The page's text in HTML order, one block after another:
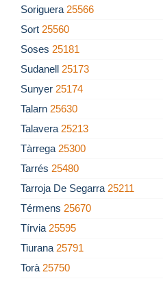
Soriguera 25566
Sort 25560
Soses 25181
Sudanell 25173
Sunyer 25174
Talarn 25630
Talavera 25213
Tàrrega 25300
Tarrés 25480
Tarroja De Segarra 25211
Térmens 25670
Tírvia 25595
Tiurana 25791
Torà 25750